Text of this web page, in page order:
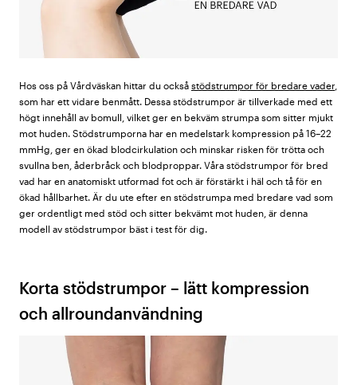
Hos oss på Vårdväskan hittar du också stödstrumpor för bredare vader
som har ett vidare benmått. Dessa stödstrumpor är tillverkade med ett
högt innehåll av bomull, vilket ger en bekväm strumpa som sitter mjukt
mot huden. Stödstrumporna har en medelstark kompression på 16–22
mmHg, ger en ökad blodcirkulation och minskar risken för trötta och
svullna ben, åderbråck och blodproppar. Våra stödstrumpor för bred
vad har en anatomiskt utformad fot och är förstärkt i häl och tå för en
ökad hållbarhet. Är du ute efter en stödstrumpa med bredare vad som
ger ordentligt med stöd och sitter bekvämt mot huden, är denna
modell av stödstrumpor bäst i test för dig.
Korta stödstrumpor – lätt kompression
och allroundanvändning